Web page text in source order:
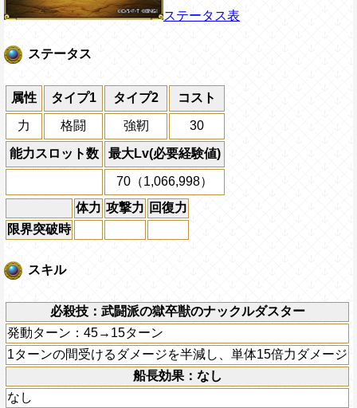
ステータス表
ステータス
属性 タイプ1 タイプ2 コスト
力 格闘 強靭 30
能力スロット数 最大Lv(必要経験値)
70（1,066,998）
体力 攻撃力 回復力
限界突破時
スキル
必殺技：武闘派の獄卒獣のナックルダスター
発動ターン：45→15ターン
1ターンの間受けるダメージを半減し、単体15倍力ダメージ
船長効果：なし
なし